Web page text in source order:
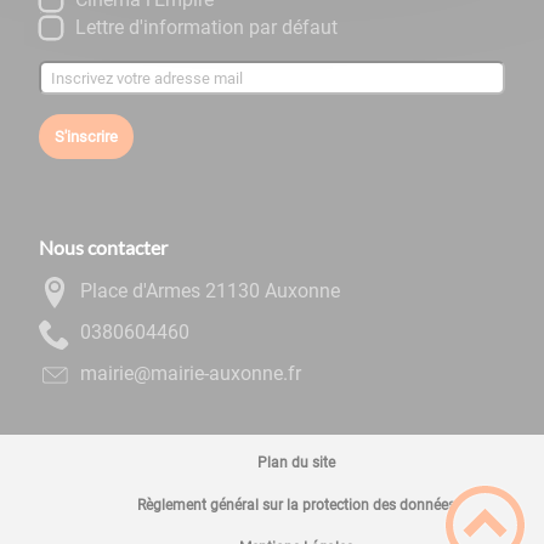
Lettre d'information par défaut
S'inscrire
Nous contacter
Place d'Armes 21130 Auxonne
0644060830
rf.ennoxua-eiriam@eiriam
Plan du site
Règlement général sur la protection des données